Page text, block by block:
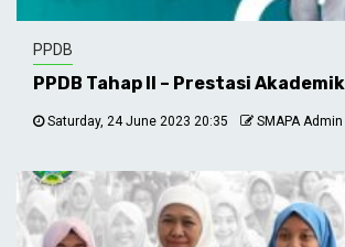
PPDB
PPDB Tahap II – Prestasi Akademik
Saturday, 24 June 2023 20:35 SMAPA Admin